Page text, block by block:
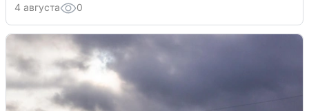
4 августа 0